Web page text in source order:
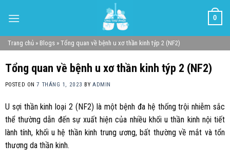
0
Trang chủ » Blogs » Tổng quan về bệnh u xơ thần kinh týp 2 (NF2)
Tổng quan về bệnh u xơ thần kinh týp 2 (NF2)
POSTED ON7 THÁNG 1, 2023 BYADMIN
U sợi thần kinh loại 2 (NF2) là một bệnh đa hệ thống trội nhiễm sắc
thể thường dẫn đến sự xuất hiện của nhiều khối u thần kinh nội tiết
lành tính, khối u hệ thần kinh trung ương, bất thường về mắt và tổn
thương da thần kinh.